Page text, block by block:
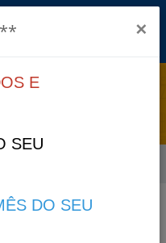
CRP
×
E
SEU
DO SEU